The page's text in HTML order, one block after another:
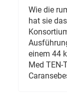
Wie die
hat sie
einem 44
Med